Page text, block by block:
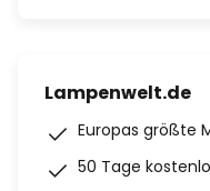
Lampenwelt.de
Europas größte
50 Tage